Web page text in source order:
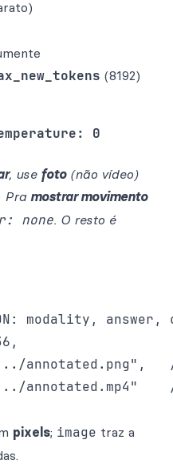
(8192)
0
, use foto(não vídeo)
Pra mostrar movimento
none. O resto é
modality, answer,
annotated.png",
annotated.mp4"
pixels; image traz a